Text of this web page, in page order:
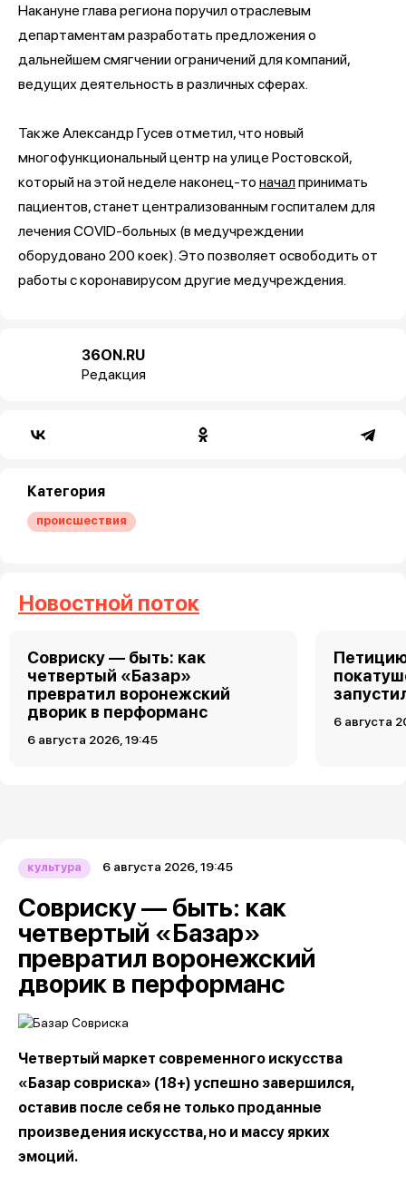
Накануне глава региона поручил отраслевым
департаментам разработать предложения о
дальнейшем смягчении ограничений для компаний,
ведущих деятельность в различных сферах.
Также Александр Гусев отметил, что новый
многофункциональный центр на улице Ростовской,
который на этой неделе наконец-то началпринимать
пациентов, станет централизованным госпиталем для
лечения COVID-больных (в медучреждении
оборудовано 200 коек). Это позволяет освободить от
работы с коронавирусом другие медучреждения.
36ON.RU
Редакция
Категория
происшествия
Новостной поток
Совриску — быть: как
четвертый «Базар»
превратил воронежский
дворик в перформанс
6 августа 2026, 19:45
6 августа
культура 6 августа 2026, 19:45
Совриску — быть: как
четвертый «Базар»
превратил воронежский
дворик в перформанс
Четвертый маркет современного искусства
«Базар совриска» (18+) успешно завершился,
оставив после себя не только проданные
произведения искусства, но и массу ярких
эмоций.